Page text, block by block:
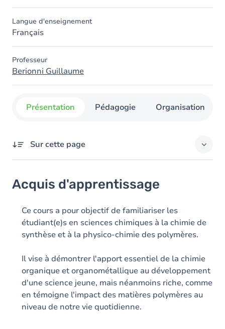
Langue d'enseignement
Français
Professeur
Berionni Guillaume
Présentation Pédagogie Organisation
Sur cette page
Contenu
Table des matières
Exercices
Acquis d'apprentissage
Ce cours a pour objectif de familiariser les
étudiant(e)s en sciences chimiques à la chimie de
synthèse et à la physico-chimie des polymères.
Il vise à démontrer l'apport essentiel de la chimie
organique et organométallique au développement
d'une science jeune, mais néanmoins riche, comme
en témoigne l'impact des matières polymères au
niveau de notre vie quotidienne.